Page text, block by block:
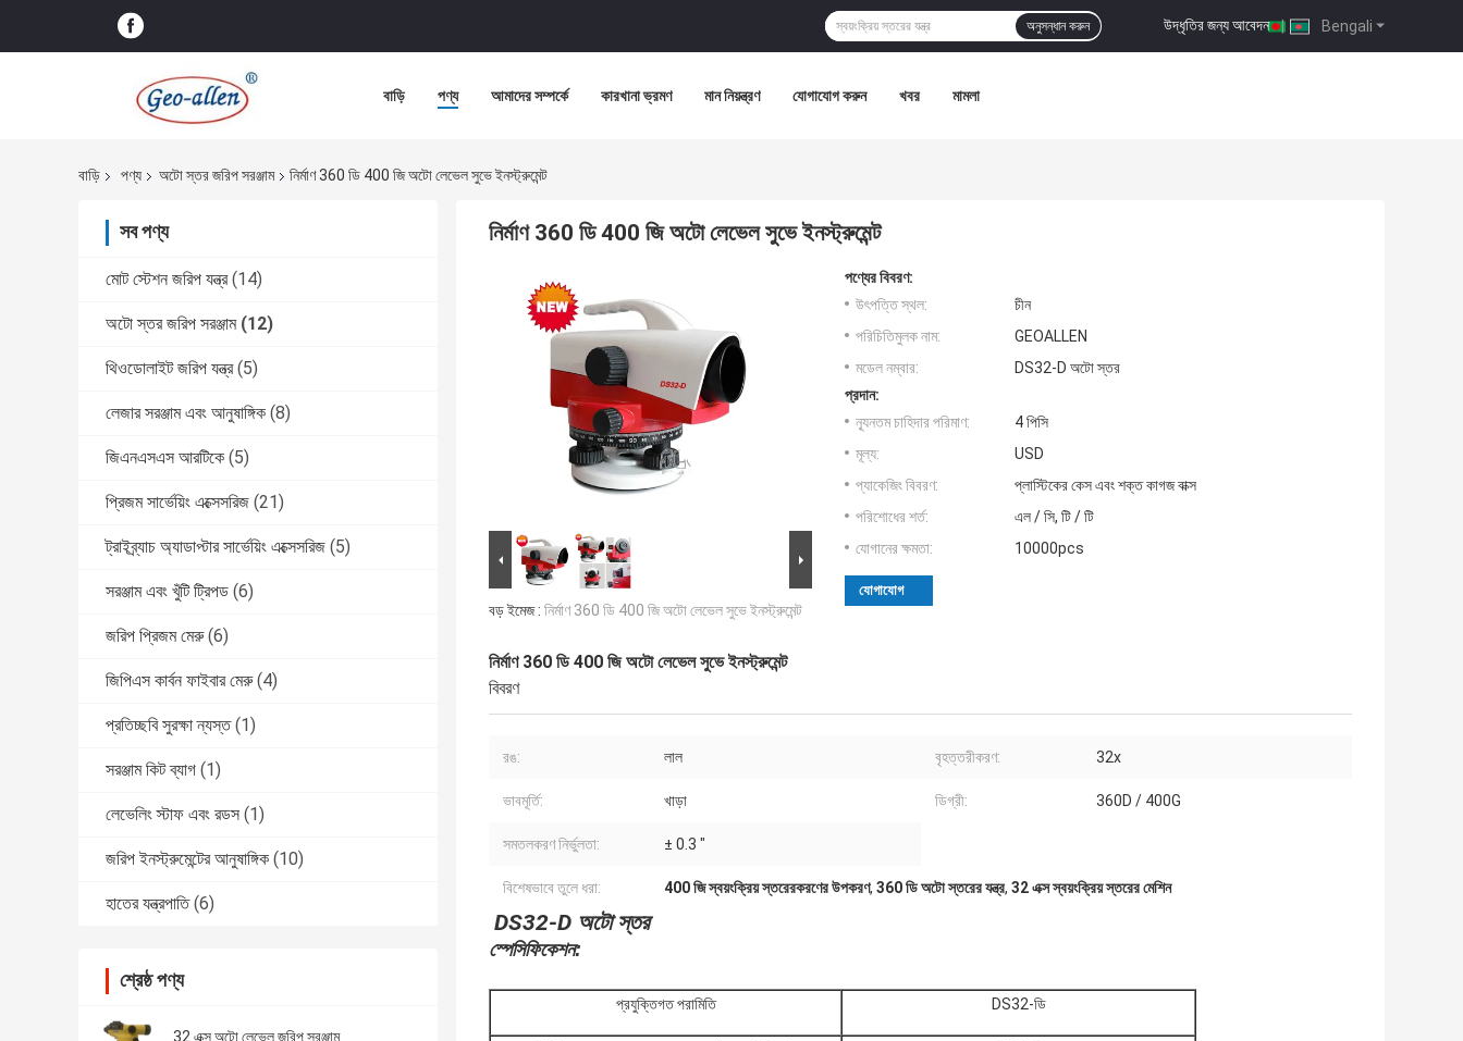
Bengali
উদ্ধৃতির জন্য আবেদন |
অনুসন্ধান করুন
বাড়ি পণ্য আমাদের সম্পর্কে কারখানা ভ্রমণ মান নিয়ন্ত্রণ যোগাযোগ করুন খবর মামলা
বাড়ি পণ্য অটো স্তর জরিপ সরঞ্জাম নির্মাণ 360 ডি 400 জি অটো লেভেল সুভে ইনস্ট্রুমেন্ট
সব পণ্য
মোট স্টেশন জরিপ যন্ত্র (14)
অটো স্তর জরিপ সরঞ্জাম (12)
থিওডোলাইট জরিপ যন্ত্র (5)
লেজার সরঞ্জাম এবং আনুষাঙ্গিক (8)
জিএনএসএস আরটিকে (5)
প্রিজম সার্ভেয়িং এক্সেসরিজ (21)
ট্রাইব্র্যাচ অ্যাডাপ্টার সার্ভেয়িং এক্সেসরিজ (5)
সরঞ্জাম এবং খুঁটি ট্রিপড (6)
জরিপ প্রিজম মেরু (6)
জিপিএস কার্বন ফাইবার মেরু (4)
প্রতিচ্ছবি সুরক্ষা ন্যস্ত (1)
সরঞ্জাম কিট ব্যাগ (1)
লেভেলিং স্টাফ এবং রডস (1)
জরিপ ইনস্ট্রুমেন্টের আনুষাঙ্গিক (10)
হাতের যন্ত্রপাতি (6)
শ্রেষ্ঠ পণ্য
32 এক্স অটো লেভেল জরিপ সরঞ্জাম
নির্মাণ 360 ডি 400 জি অটো লেভেল সুভে ইনস্ট্রুমেন্ট
বড় ইমেজ : নির্মাণ 360 ডি 400 জি অটো লেভেল সুভে ইনস্ট্রুমেন্ট
পণ্যের বিবরণ:
উৎপত্তি স্থল:
চীন
পরিচিতিমুলক নাম:
GEOALLEN
মডেল নম্বার:
DS32-D অটো স্তর
প্রদান:
ন্যূনতম চাহিদার পরিমাণ:
4 পিসি
মূল্য:
USD
প্যাকেজিং বিবরণ:
প্লাস্টিকের কেস এবং শক্ত কাগজ বাক্স
পরিশোধের শর্ত:
এল / সি, টি / টি
যোগানের ক্ষমতা:
10000pcs
যোগাযোগ
নির্মাণ 360 ডি 400 জি অটো লেভেল সুভে ইনস্ট্রুমেন্ট
বিবরণ
রঙ: লাল বৃহত্তরীকরণ: 32x
ভাবমূর্তি: খাড়া ডিগ্রী: 360D / 400G
সমতলকরণ নির্ভুলতা: ± 0.3 "
বিশেষভাবে তুলে ধরা: 400 জি স্বয়ংক্রিয় স্তরেরকরণের উপকরণ, 360 ডি অটো স্তরের যন্ত্র, 32 এক্স স্বয়ংক্রিয় স্তরের মেশিন
DS32-D অটো স্তর
স্পেসিফিকেশন:
প্রযুক্তিগত পরামিতি DS32-ডি